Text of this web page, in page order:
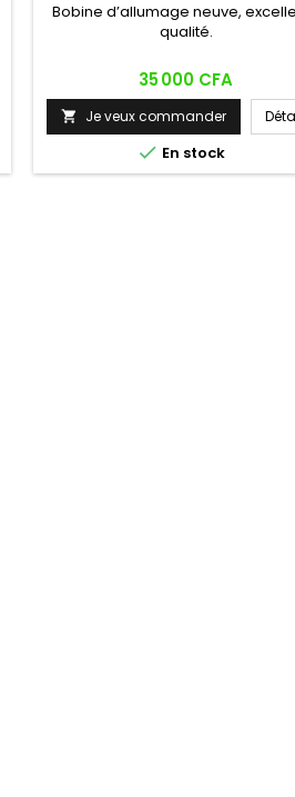
Bobine d’allumage neuve,
qualité.
Prix
35 000 CFA
 Je veux commander
 En stock